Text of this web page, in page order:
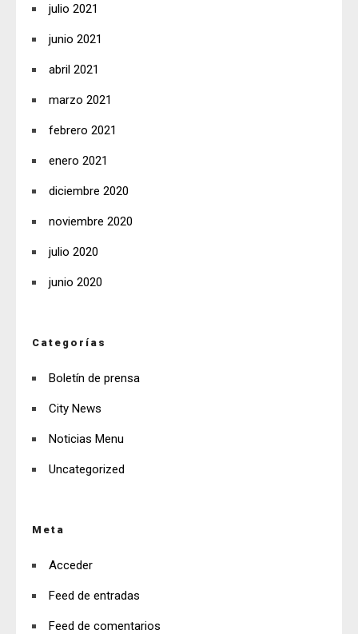
julio 2021
junio 2021
abril 2021
marzo 2021
febrero 2021
enero 2021
diciembre 2020
noviembre 2020
julio 2020
junio 2020
Categorías
Boletín de prensa
City News
Noticias Menu
Uncategorized
Meta
Acceder
Feed de entradas
Feed de comentarios